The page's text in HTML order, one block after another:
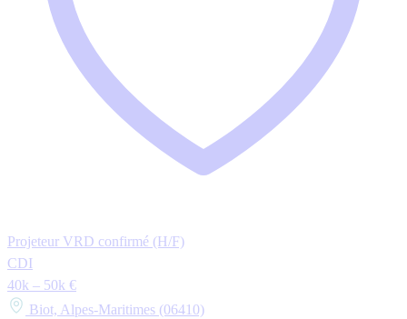
Projeteur VRD confirmé (H/F)
CDI
40k – 50k €
Biot, Alpes-Maritimes (06410)